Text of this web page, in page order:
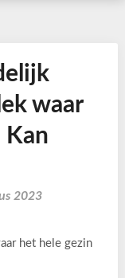
waar
Kan
2023
het hele gezin